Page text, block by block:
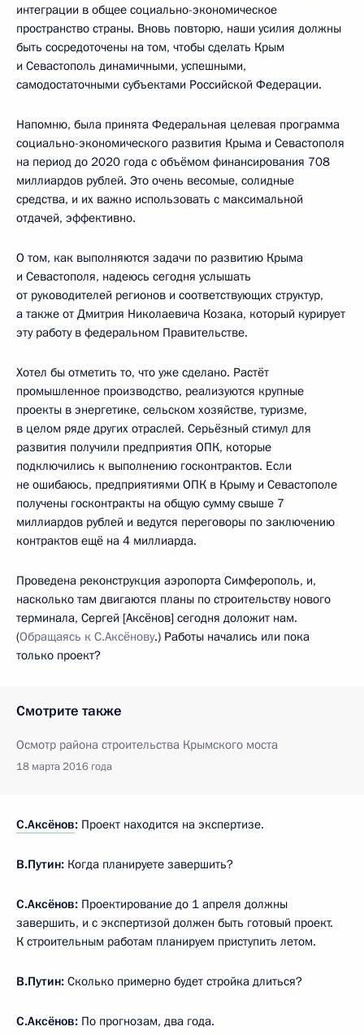
интеграции в общее социально-экономическое
пространство страны. Вновь повторю, наши усилия должны
быть сосредоточены на том, чтобы сделать Крым
и Севастополь динамичными, успешными,
самодостаточными субъектами Российской Федерации.
Напомню, была принята Федеральная целевая программа
социально-экономического развития Крыма и Севастополя
на период до 2020 года с объёмом финансирования 708
миллиардов рублей. Это очень весомые, солидные
средства, и их важно использовать с максимальной
отдачей, эффективно.
О том, как выполняются задачи по развитию Крыма
и Севастополя, надеюсь сегодня услышать
от руководителей регионов и соответствующих структур,
а также от Дмитрия Николаевича Козака, который курирует
эту работу в федеральном Правительстве.
Хотел бы отметить то, что уже сделано. Растёт
промышленное производство, реализуются крупные
проекты в энергетике, сельском хозяйстве, туризме,
в целом ряде других отраслей. Серьёзный стимул для
развития получили предприятия ОПК, которые
подключились к выполнению госконтрактов. Если
не ошибаюсь, предприятиями ОПК в Крыму и Севастополе
получены госконтракты на общую сумму свыше 7
миллиардов рублей и ведутся переговоры по заключению
контрактов ещё на 4 миллиарда.
Проведена реконструкция аэропорта Симферополь, и,
насколько там двигаются планы по строительству нового
терминала, Сергей [Аксёнов] сегодня доложит нам.
(Обращаясь к С.Аксёнову.) Работы начались или пока
только проект?
Смотрите также
Осмотр района строительства Крымского моста
18 марта 2016 года
С.Аксёнов: Проект находится на экспертизе.
В.Путин: Когда планируете завершить?
С.Аксёнов: Проектирование до 1 апреля должны
завершить, и с экспертизой должен быть готовый проект.
К строительным работам планируем приступить летом.
В.Путин: Сколько примерно будет стройка длиться?
С.Аксёнов: По прогнозам, два года.